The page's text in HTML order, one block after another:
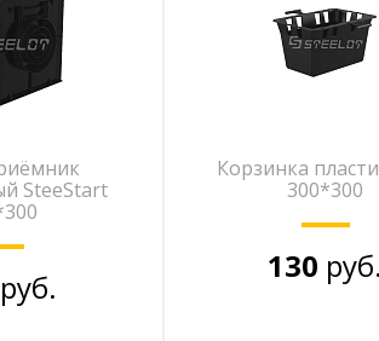
SteeStart
руб.
Корзинка
300*300
130